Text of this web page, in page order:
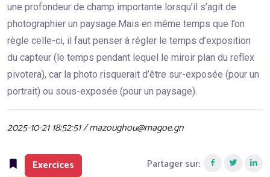
une profondeur de champ importante lorsqu’il s’agit de
photographier un paysage.Mais en même temps que l’on
règle celle-ci, il faut penser à régler le temps d’exposition
du capteur (le temps pendant lequel le miroir plan du reflex
pivotera), car la photo risquerait d’être sur-exposée (pour un
portrait) ou sous-exposée (pour un paysage).
2025-10-21 18:52:51 / mazoughou@magoe.gn
Exercices
Partager sur: